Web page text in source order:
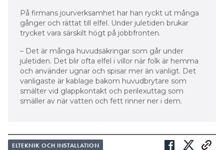
På firmans jourverksamhet har han ryckt ut många
gånger och rättat till elfel. Under juletiden brukar
trycket vara särskilt högt på jobbfronten.
– Det är många huvudsäkringar som går under
juletiden. Det blir ofta elfel i villor när folk är hemma
och använder ugnar och spisar mer än vanligt. Det
vanligaste är kablage bakom huvudbrytare som
smälter vid glappkontakt och perilexuttag som
smäller av när vatten och fett rinner ner i dem.
ELTEKNIK OCH INSTALLATION